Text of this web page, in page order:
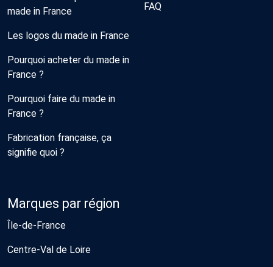
made in France
Les logos du made in France
Pourquoi acheter du made in
France ?
Pourquoi faire du made in
France ?
Fabrication française, ça
signifie quoi ?
FAQ
Marques par région
Île-de-France
Centre-Val de Loire